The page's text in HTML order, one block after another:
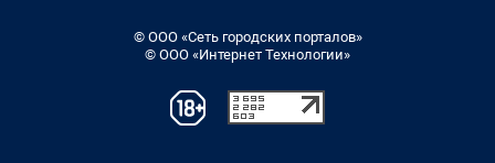
© ООО «Сеть городских порталов»
© ООО «Интернет Технологии»